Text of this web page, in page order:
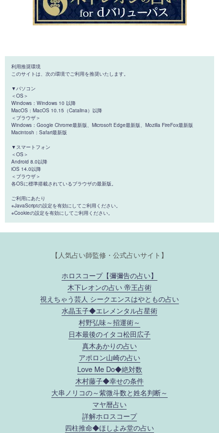
利用推奨環境
このサイトは、次の環境でご利用を推奨いたします。
▼パソコン
＜OS＞
Windows：Windows 10 以降
MacOS：MacOS 10.15（Catalina）以降
＜ブラウザ＞
Windows：Google Chrome最新版、Microsoft Edge最新版、Mozilla FireFox最新版
Macintosh：Safari最新版
▼スマートフォン
＜OS＞
Android 8.0以降
iOS 14.0以降
＜ブラウザ＞
各OSに標準搭載されているブラウザの最新版。
ご利用にあたり
※JavaScriptの設定を有効にしてご利用ください。
※Cookieの設定を有効にしてご利用ください。
【人気占い師監修・公式占いサイト】
ホロスコープ【彌彌告の占い】
木下レオンの占い 帝王占術
視えちゃう芸人 シークエンスはやともの占い
水晶玉子◆エレメンタル占星術
村野弘味～招運術～
日本最後のイタコ松田広子
真木あかりの占い
アポロン山崎の占い
Love Me Do◆絶対数
木村藤子◆幸せの条件
大串ノリコの～紫微斗数と姓名判断～
マヤ暦占い
詳解ホロスコープ
四柱推命◆ほしよみ堂の占い